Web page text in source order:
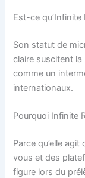
Est-ce
Son statut de
claire suscitent
comme un
internationaux.
Pourquoi Infinite
Parce qu’elle
vous et des
figure lors du